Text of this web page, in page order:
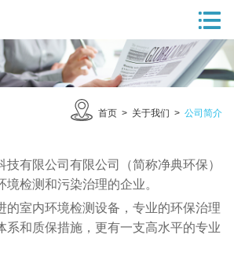
首页 > 关于我们 > 公司简介
限公司有限公司（简称净典环保）
境检测和污染治理的企业。
室内环境检测设备，专业的环保治理
系和质保措施，更有一支高水平的专业